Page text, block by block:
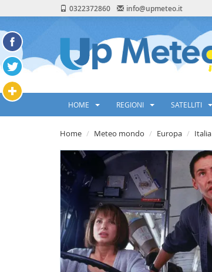
0322372860 info@upmeteo.it
HOME REGIONI SATELLITI
Home Meteo mondo Europa Italia